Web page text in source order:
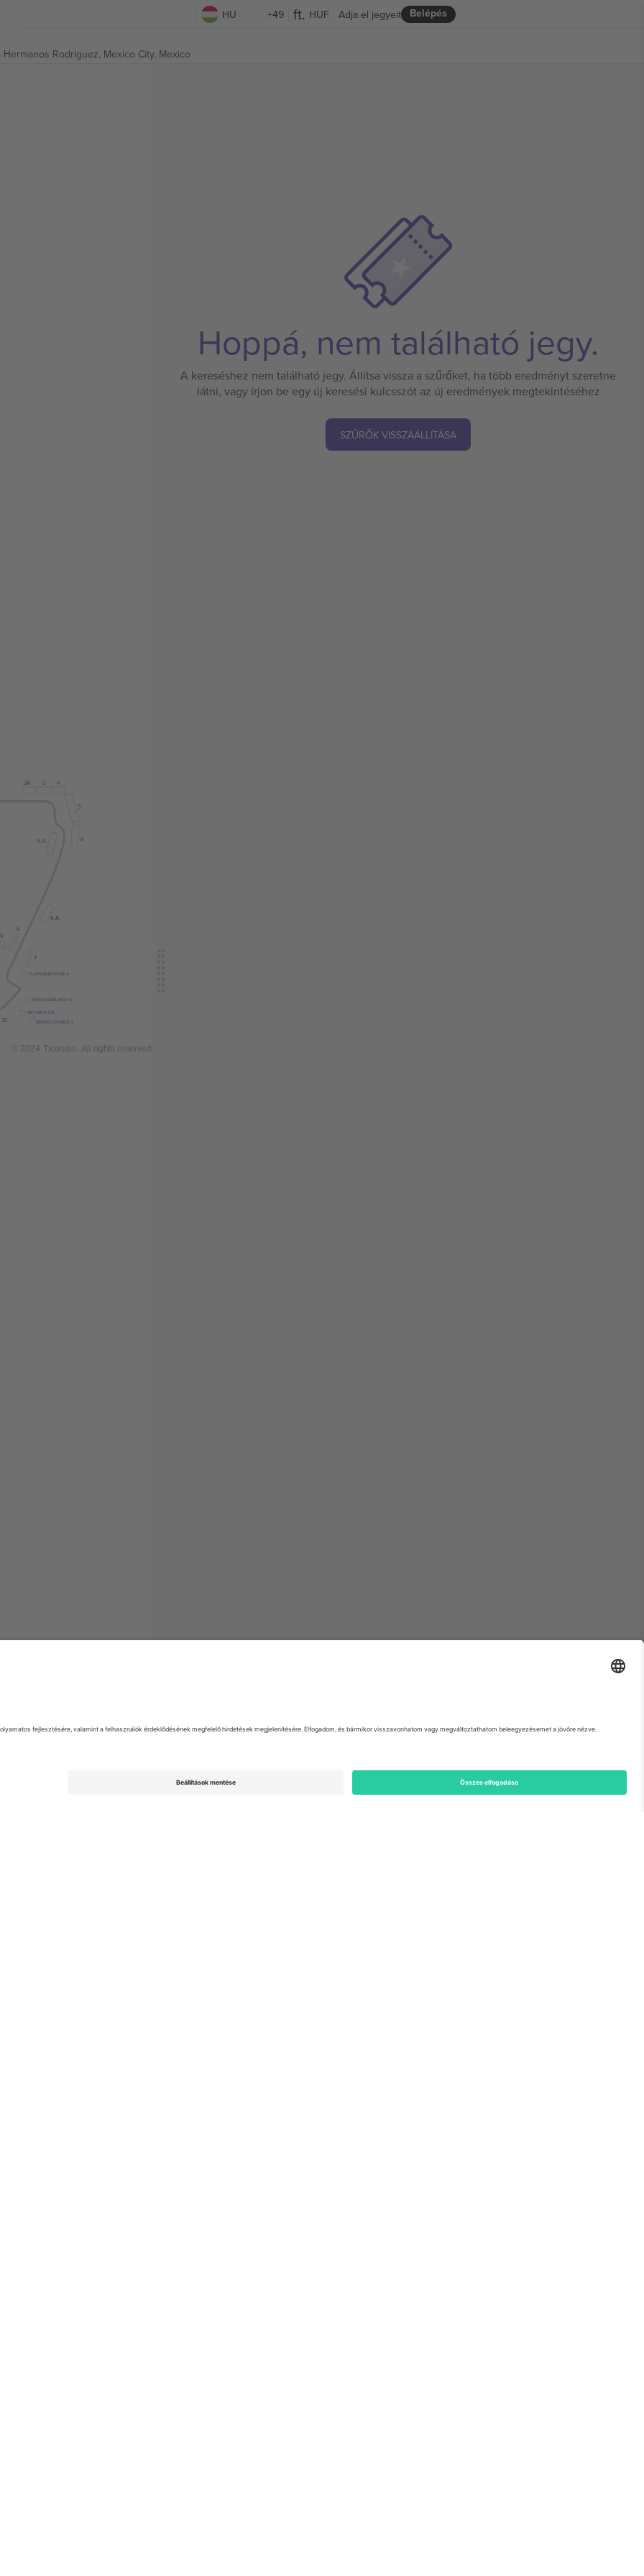
HU +49 HUF Belépés
Adja el jegyeit
Rodriguez, Mexico City, Mexico
5
6
5-A
6-A
7
8
9
PL A TINIUM PLUS A
TRACKSIDE BOX G
SPEED LOUNGE 2
SKY BOX G9
10
3
3A 4
© 2024 Ticombo. All rights reserved
Hoppá, nem található jegy.
A kereséshez nem található jegy. Állítsa vissza a szűrőket, ha több eredményt szeretne
látni, vagy írjon be egy új keresési kulcsszót az új eredmények megtekintéséhez
SZŰRŐK VISSZAÁLLÍTÁSA